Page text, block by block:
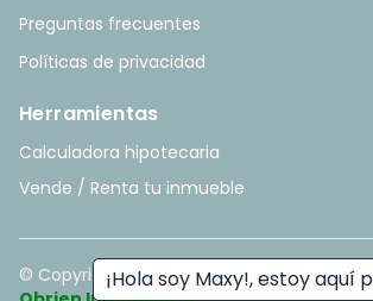
¡Hola soy Maxy!, estoy aquí
Preguntas frecuentes
Políticas de privacidad
Herramientas
Calculadora hipotecaria
Vende / Renta tu inmueble
© Copyright2026. All rights reserved. -